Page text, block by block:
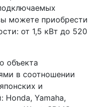
можете приобрести
от 1,5 кВт до 520
объекта
в соотношении
и
Honda, Yamaha,